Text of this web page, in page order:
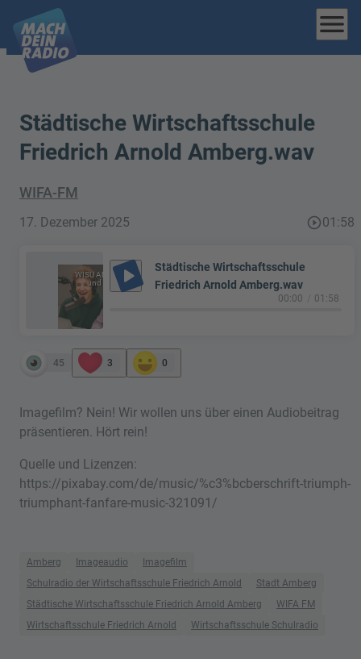
menu
Städtische Wirtschaftsschule
Friedrich Arnold Amberg.wav
WIFA-FM
17. Dezember 2025 play_circle_outline01:58
WISU AMBERG
und Copilotplay_arrow
Städtische Wirtschaftsschule
Friedrich Arnold Amberg.wav
00:00 01:58
45 3 0
Imagefilm? Nein! Wir wollen uns über einen Audiobeitrag
präsentieren. Hört rein!
Quelle und Lizenzen:
https://pixabay.com/de/music/%c3%bcberschrift-triumph-
triumphant-fanfare-music-321091/
Amberg Imageaudio
Imagefilm
Schulradio der Wirtschaftsschule Friedrich Arnold
Stadt Amberg
Städtische Wirtschaftsschule Friedrich Arnold Amberg
WIFA FM
Wirtschaftsschule Friedrich Arnold
Wirtschaftsschule Schulradio